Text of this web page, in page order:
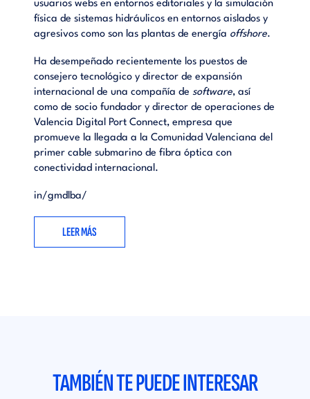
usuarios webs en entornos editoriales y la simulación
física de sistemas hidráulicos en entornos aislados y
agresivos como son las plantas de energía offshore.
Ha desempeñado recientemente los puestos de
consejero tecnológico y director de expansión
internacional de una compañía de software, así
como de socio fundador y director de operaciones de
Valencia Digital Port Connect, empresa que
promueve la llegada a la Comunidad Valenciana del
primer cable submarino de fibra óptica con
conectividad internacional.
in/gmdlba/
LEER MÁS
TAMBIÉN TE PUEDE INTERESAR